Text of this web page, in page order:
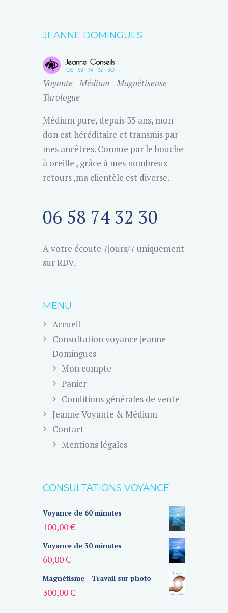
JEANNE DOMINGUES
Voyante - Médium - Magnétiseuse -
Tarologue
Médium pure, depuis 35 ans, mon
don est héréditaire et transmis par
mes ancêtres. Connue par le bouche
à oreille , grâce à mes nombreux
retours ,ma clientèle est diverse.
06 58 74 32 30
A votre écoute 7jours/7 uniquement
sur RDV.
MENU
Accueil
Consultation voyance jeanne
Domingues
Mon compte
Panier
Conditions générales de vente
Jeanne Voyante & Médium
Contact
Mentions légales
CONSULTATIONS VOYANCE
Voyance de 60 minutes
100,00€
Voyance de 30 minutes
60,00€
Magnétisme - Travail sur photo
300,00€